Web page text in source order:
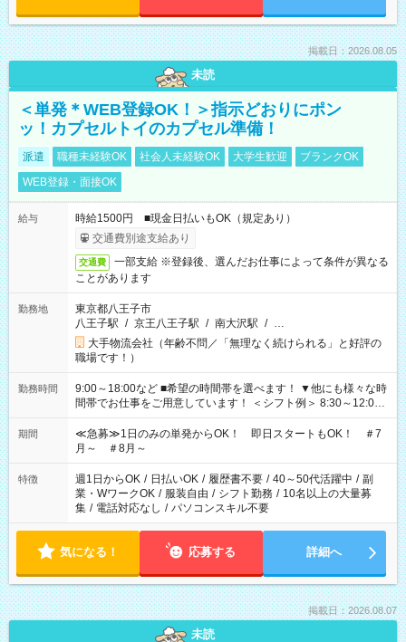
掲載日：2026.08.05
未読
＜単発＊WEB登録OK！＞指示どおりにポン
ッ！カプセルトイのカプセル準備！
派遣 職種未経験OK 社会人未経験OK 大学生歓迎
ブランクOK
WEB登録・面接OK
給与
時給1500円 ■現金日払いもOK（規定あり）
交通費別途支給あり
交通費
一部支給 ※登録後、選んだお仕事によって条件が異なる
ことがあります
勤務地
東京都八王子市
八王子駅 / 京王八王子駅 / 南大沢駅 / …
大手物流会社（年齢不問／「無理なく続けられる」と好評の
職場です！）
勤務時間
9:00～18:00など ■希望の時間帯を選べます！ ▼他にも様々な時
間帯でお仕事をご用意しています！ ＜シフト例＞ 8:30～12:00
17:00～22:00 13:00～22:00 22:00～翌6:00 など
期間
≪急募≫1日のみの単発からOK！ 即日スタートもOK！ ＃7
月～ ＃8月～
特徴 週1日からOK / 日払いOK / 履歴書不要 / 40～50代活躍中 / 副
業・WワークOK / 服装自由 / シフト勤務 / 10名以上の大量募
集 / 電話対応なし / パソコンスキル不要
気になる！ 応募する 詳細へ
掲載日：2026.08.07
未読